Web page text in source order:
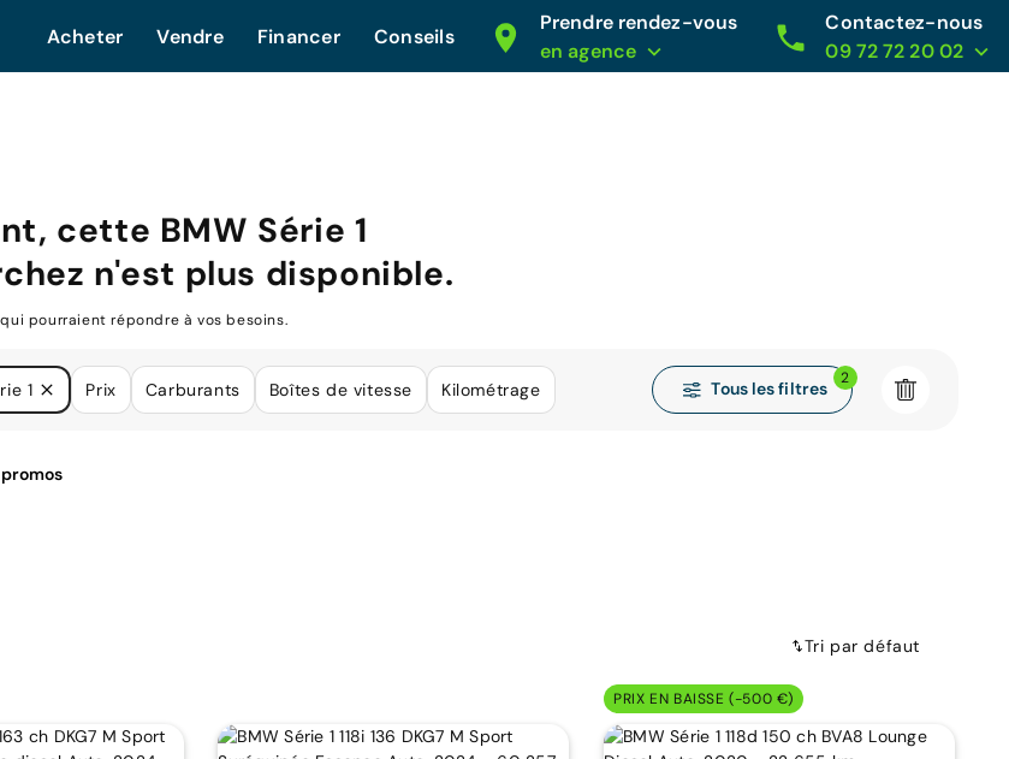
Acheter Vendre Financer Conseils
Prendre rendez-vous
en agence
Contactez-nous
09 72 72 20 02
cette BMW Série 1
n'est plus disponible.
pourraient répondre à vos besoins.
1 Prix Carburants Boîtes de vitesse Kilométrage Tous les filtres
2
Tri par défaut
PRIX EN BAISSE (-500 €)